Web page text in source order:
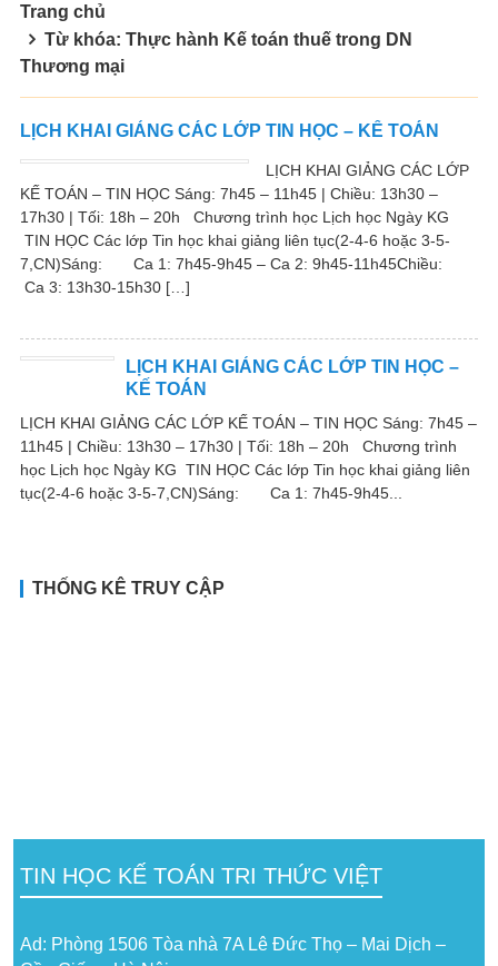
Trang chủ
Từ khóa: Thực hành Kế toán thuế trong DN
Thương mại
LỊCH KHAI GIẢNG CÁC LỚP TIN HỌC – KẾ TOÁN
LỊCH KHAI GIẢNG CÁC LỚP
KẾ TOÁN – TIN HỌC Sáng: 7h45 – 11h45 | Chiều: 13h30 –
17h30 | Tối: 18h – 20h Chương trình học Lịch học Ngày KG
TIN HỌC Các lớp Tin học khai giảng liên tục(2-4-6 hoặc 3-5-
7,CN)Sáng: Ca 1: 7h45-9h45 – Ca 2: 9h45-11h45Chiều:
Ca 3: 13h30-15h30 […]
LỊCH KHAI GIẢNG CÁC LỚP TIN HỌC –
KẾ TOÁN
LỊCH KHAI GIẢNG CÁC LỚP KẾ TOÁN – TIN HỌC Sáng: 7h45 –
11h45 | Chiều: 13h30 – 17h30 | Tối: 18h – 20h Chương trình
học Lịch học Ngày KG TIN HỌC Các lớp Tin học khai giảng liên
tục(2-4-6 hoặc 3-5-7,CN)Sáng: Ca 1: 7h45-9h45...
THỐNG KÊ TRUY CẬP
TIN HỌC KẾ TOÁN TRI THỨC VIỆT
Ad: Phòng 1506 Tòa nhà 7A Lê Đức Thọ – Mai Dịch –